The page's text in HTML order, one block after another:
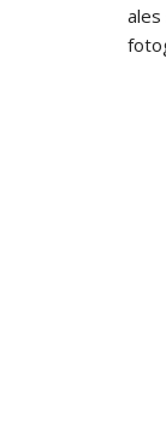
ales